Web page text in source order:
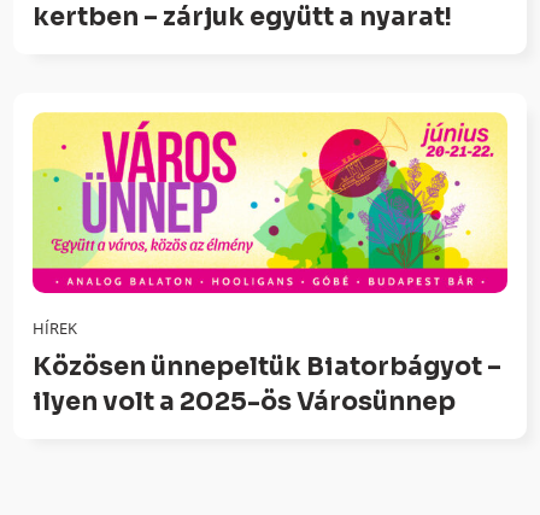
kertben – zárjuk együtt a nyarat!
HÍREK
Közösen ünnepeltük Biatorbágyot –
ilyen volt a 2025-ös Városünnep